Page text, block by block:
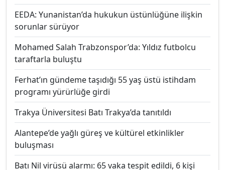
EEDA: Yunanistan’da hukukun üstünlüğüne ilişkin
sorunlar sürüyor
Mohamed Salah Trabzonspor’da: Yıldız futbolcu
taraftarla buluştu
Ferhat’ın gündeme taşıdığı 55 yaş üstü istihdam
programı yürürlüğe girdi
Trakya Üniversitesi Batı Trakya’da tanıtıldı
Alantepe’de yağlı güreş ve kültürel etkinlikler
buluşması
Batı Nil virüsü alarmı: 65 vaka tespit edildi, 6 kişi